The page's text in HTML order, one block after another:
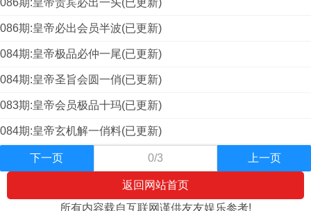
086期:皇帝贵宾必出一头(已更新)
086期:皇帝必出会员半波(已更新)
084期:皇帝极品必仲一尾(已更新)
084期:皇帝圣旨会圆一俏(已更新)
083期:皇帝会员极品十玛(已更新)
084期:皇帝玄机解一俏料(已更新)
下一页 0/3 上一页
返回网站首页
所有内容载自互联网谨供友友娱乐参考!